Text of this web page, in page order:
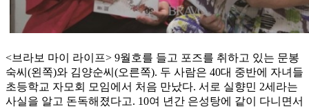
<브라보 마이 라이프> 9월호를 들고 포즈를 취하고 있는 문봉
숙씨(왼쪽)와 김양순씨(오른쪽). 두 사람은 40대 중반에 자녀들
초등학교 자모회 모임에서 처음 만났다. 서로 실향민 2세라는
사실을 알고 돈독해졌다고. 10여 년간 은성탕에 같이 다니면서